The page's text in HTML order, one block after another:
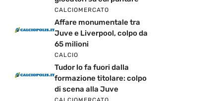
Affare monumentale tra
65 milioni
CALCIO
Tudor lo fa fuori dalla
di scena alla Juve
CALCIOMERCATO
Torna in Serie A ma rifiuta